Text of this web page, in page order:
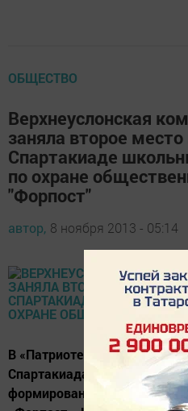
ОБЩЕСТВО
Верхнеуслонская
заняла второе
Спартакиаде
по охране
"Форпост"
автор, 8 ноября 2013 - 05:14
В «Патриоте» прошла IIIX
Спартакиада молодежных,
формирований по охране